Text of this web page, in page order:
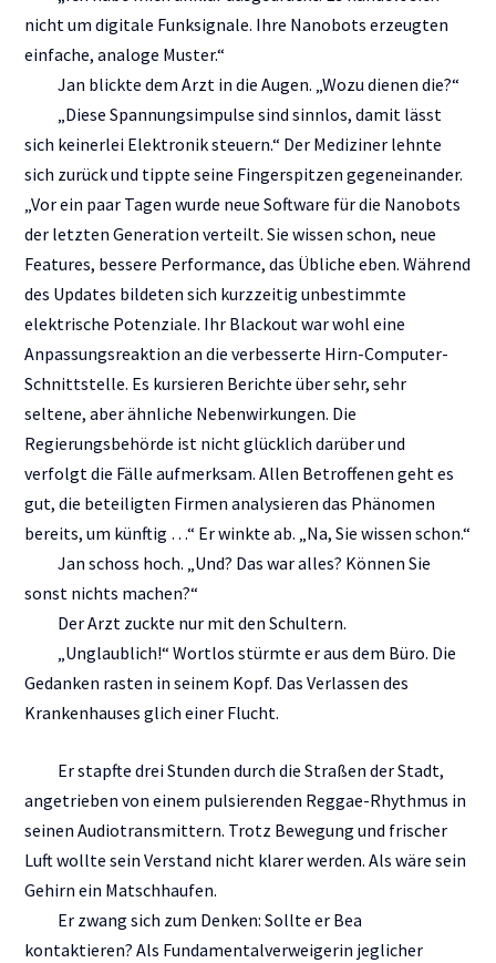
nicht um digitale Funksignale. Ihre Nanobots erzeugten
einfache, analoge Muster.“
Jan blickte dem Arzt in die Augen. „Wozu dienen die?“
„Diese Spannungsimpulse sind sinnlos, damit lässt
sich keinerlei Elektronik steuern.“ Der Mediziner lehnte
sich zurück und tippte seine Fingerspitzen gegeneinander.
„Vor ein paar Tagen wurde neue Software für die Nanobots
der letzten Generation verteilt. Sie wissen schon, neue
Features, bessere Performance, das Übliche eben. Während
des Updates bildeten sich kurzzeitig unbestimmte
elektrische Potenziale. Ihr Blackout war wohl eine
Anpassungsreaktion an die verbesserte Hirn-Computer-
Schnittstelle. Es kursieren Berichte über sehr, sehr
seltene, aber ähnliche Nebenwirkungen. Die
Regierungsbehörde ist nicht glücklich darüber und
verfolgt die Fälle aufmerksam. Allen Betroffenen geht es
gut, die beteiligten Firmen analysieren das Phänomen
bereits, um künftig …“ Er winkte ab. „Na, Sie wissen schon.“
Jan schoss hoch. „Und? Das war alles? Können Sie
sonst nichts machen?“
Der Arzt zuckte nur mit den Schultern.
„Unglaublich!“ Wortlos stürmte er aus dem Büro. Die
Gedanken rasten in seinem Kopf. Das Verlassen des
Krankenhauses glich einer Flucht.
Er stapfte drei Stunden durch die Straßen der Stadt,
angetrieben von einem pulsierenden Reggae-Rhythmus in
seinen Audiotransmittern. Trotz Bewegung und frischer
Luft wollte sein Verstand nicht klarer werden. Als wäre sein
Gehirn ein Matschhaufen.
Er zwang sich zum Denken: Sollte er Bea
kontaktieren? Als Fundamentalverweigerin jeglicher